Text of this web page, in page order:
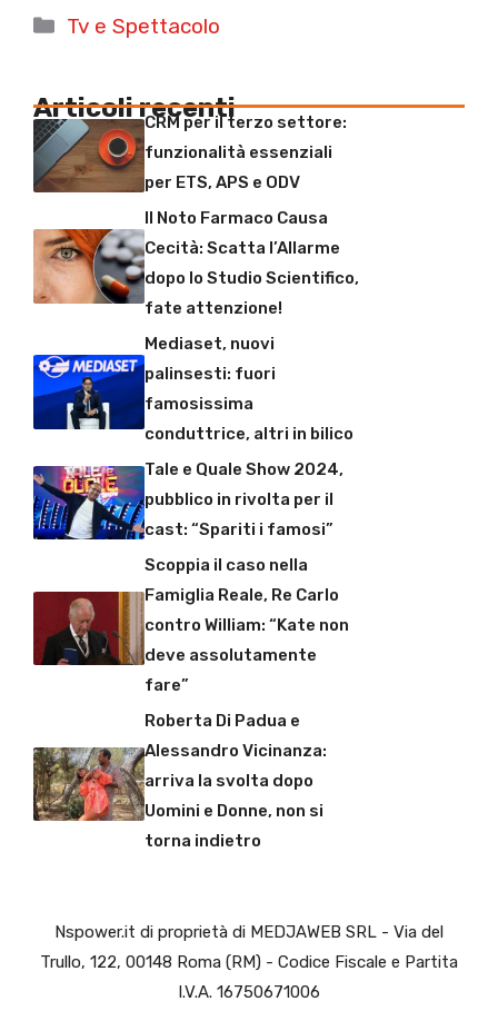
Categorie
Tv e Spettacolo
Articoli recentiCRM per il terzo settore:
funzionalità essenziali
per ETS, APS e ODV
Il Noto Farmaco Causa
Cecità: Scatta l’Allarme
dopo lo Studio Scientifico,
fate attenzione!
Mediaset, nuovi
palinsesti: fuori
famosissima
conduttrice, altri in bilico
Tale e Quale Show 2024,
pubblico in rivolta per il
cast: “Spariti i famosi”
Scoppia il caso nella
Famiglia Reale, Re Carlo
contro William: “Kate non
deve assolutamente
fare”
Roberta Di Padua e
Alessandro Vicinanza:
arriva la svolta dopo
Uomini e Donne, non si
torna indietro
Nspower.it di proprietà di MEDJAWEB SRL - Via del
Trullo, 122, 00148 Roma (RM) - Codice Fiscale e Partita
I.V.A. 16750671006